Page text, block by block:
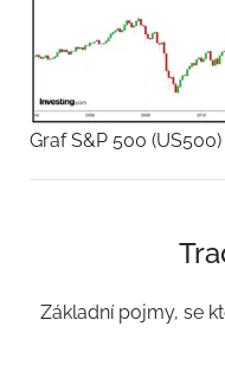
Graf S&P 500 (US500)
Základní pojmy, se